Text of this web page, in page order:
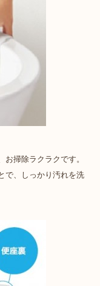
掃除ラクラクです。
で、しっかり汚れを洗